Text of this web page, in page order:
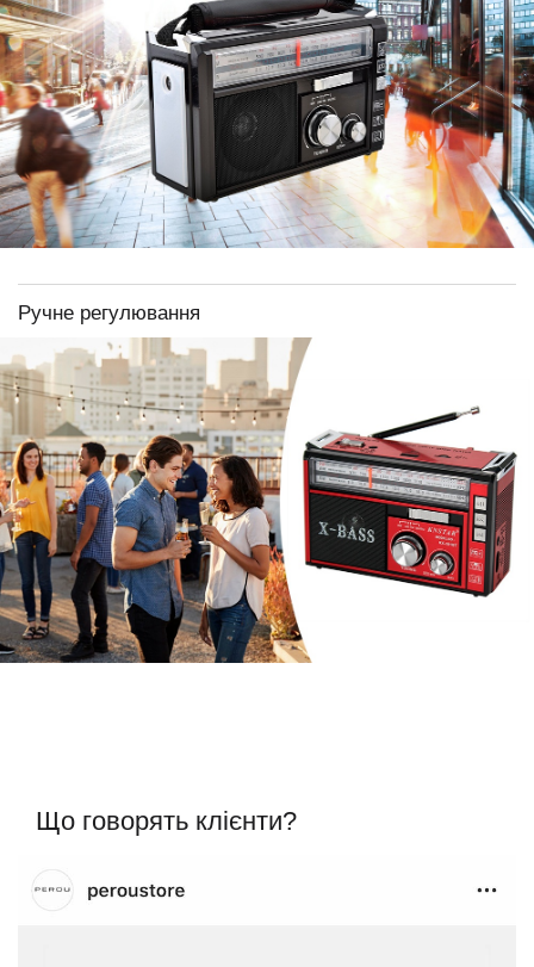
Ручне регулювання
Що говорять клієнти?